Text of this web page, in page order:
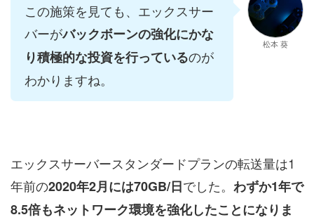
この施策を見ても、エックスサー
バーがバックボーンの強化にかな
り積極的な投資を行っているのが
わかりますね。
松本 葵
エックスサーバースタンダードプランの転送量は1
年前の2020年2月には70GB/日でした。 わずか1年で
8.5倍もネットワーク環境を強化したことになりま